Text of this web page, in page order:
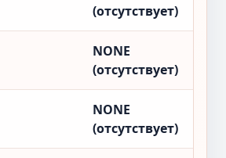
(отсутствует)
NONE
(отсутствует)
NONE
(отсутствует)